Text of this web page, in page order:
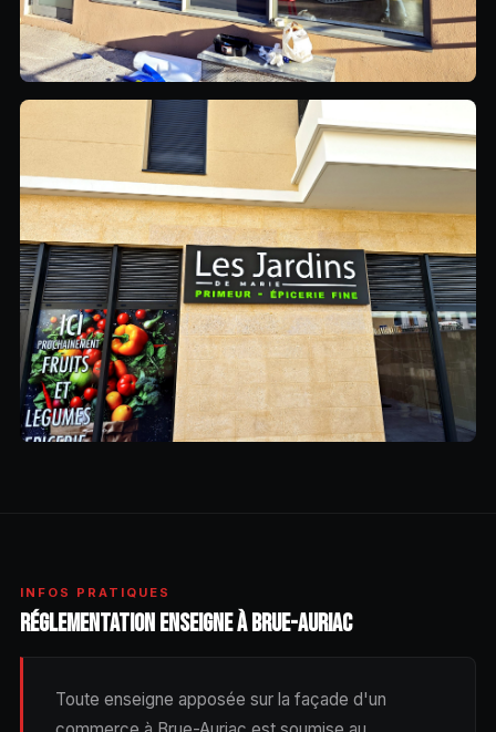
INFOS PRATIQUES
RÉGLEMENTATION ENSEIGNE À BRUE-AURIAC
Toute enseigne apposée sur la façade d'un